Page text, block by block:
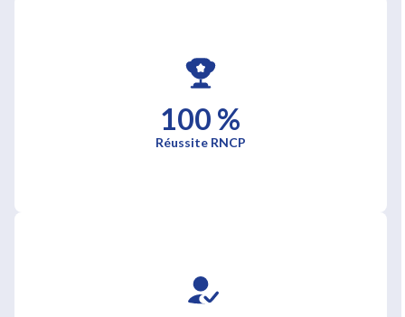
100 %
Réussite RNCP